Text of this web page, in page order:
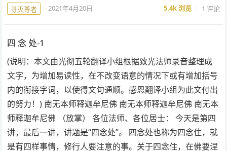
寻灭尊者 2021年4月20日 5.4k浏览 1 评论
四 念 处-1
(说明：本文由光彻五轮翻译小组根据致光法师录音整理成
文字，为增加易读性，在不改变语意的情况下或有增加括号
内的衔接字词，以使得文句通顺。感恩翻译小组为此文付出
的努力！) 南无本师释迦牟尼佛 南无本师释迦牟尼佛 南无本
师释迦牟尼佛 （放掌） 各位法师、各位居士： 今天是第四
讲，最后一讲，讲题是“四念处”。 四念处也称为四念住，就
是有四样事情，修行人要注意的事。关于四念住，在佛要涅